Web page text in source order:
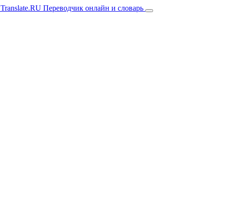
Translate.RU Переводчик онлайн и словарь